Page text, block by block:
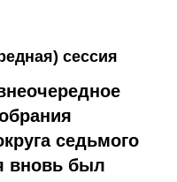
сессия
седьмого
вновь был